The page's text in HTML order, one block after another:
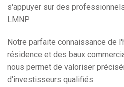
s'appuyer sur des
LMNP.
Notre parfaite connaissance de
résidence et des baux
nous permet de valoriser
d'investisseurs qualifiés.